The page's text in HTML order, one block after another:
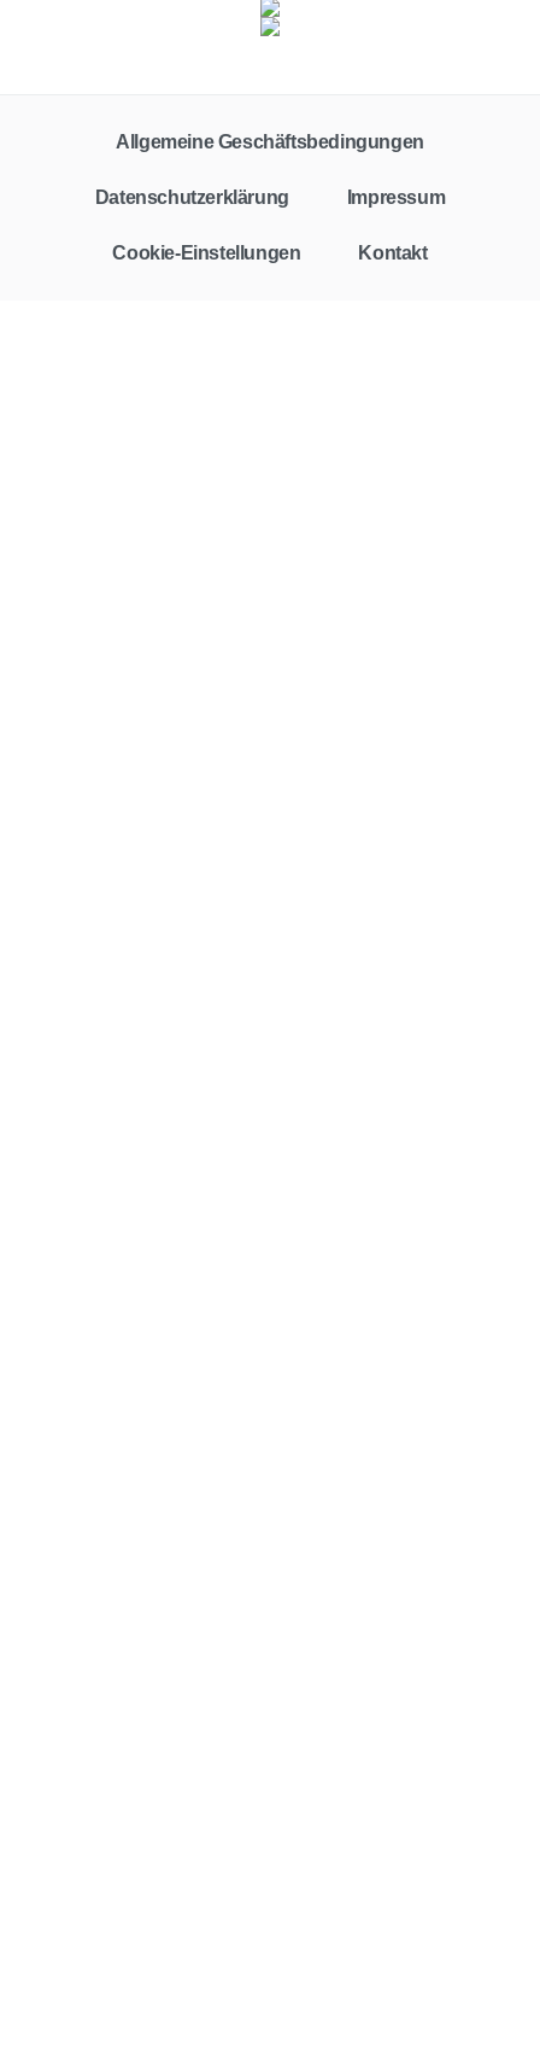
Allgemeine Geschäftsbedingungen
Datenschutzerklärung Impressum
Cookie-Einstellungen Kontakt